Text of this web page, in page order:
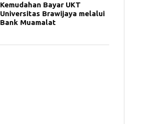
Kemudahan Bayar UKT
Universitas Brawijaya melalui
Bank Muamalat